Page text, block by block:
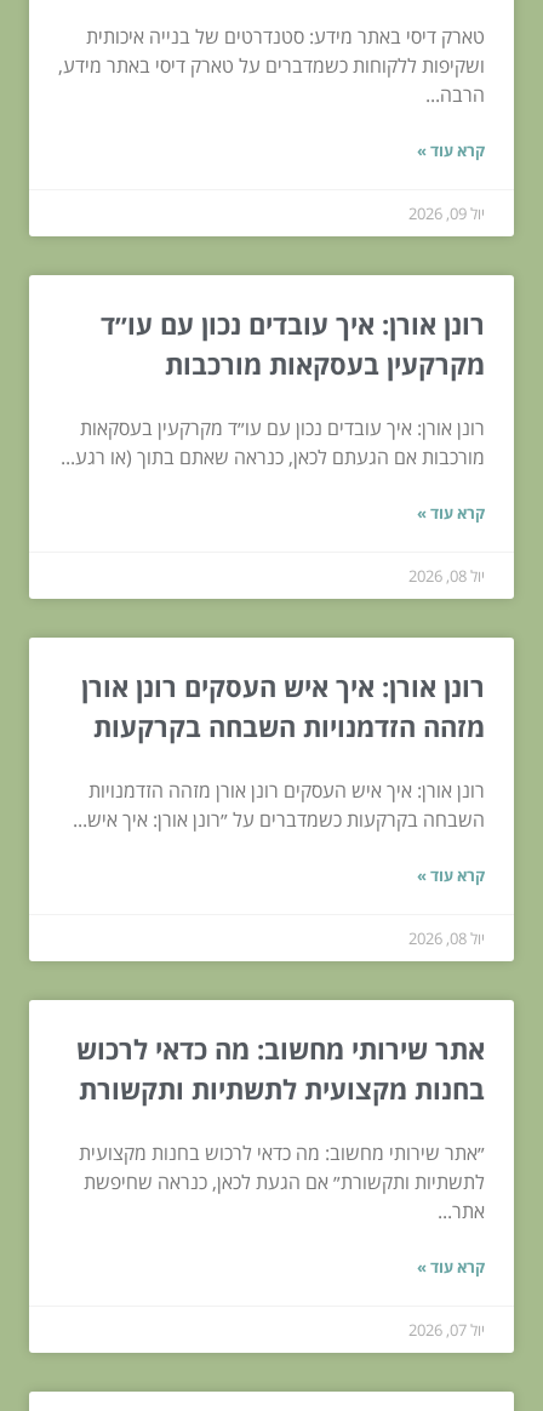
טארק דיסי באתר מידע: סטנדרטים של בנייה איכותית
ושקיפות ללקוחות כשמדברים על טארק דיסי באתר מידע,
הרבה...
קרא עוד »
יול 09, 2026
רונן אורן: איך עובדים נכון עם עו״ד
מקרקעין בעסקאות מורכבות
רונן אורן: איך עובדים נכון עם עו״ד מקרקעין בעסקאות
מורכבות אם הגעתם לכאן, כנראה שאתם בתוך (או רגע...
קרא עוד »
יול 08, 2026
רונן אורן: איך איש העסקים רונן אורן
מזהה הזדמנויות השבחה בקרקעות
רונן אורן: איך איש העסקים רונן אורן מזהה הזדמנויות
השבחה בקרקעות כשמדברים על ״רונן אורן: איך איש...
קרא עוד »
יול 08, 2026
אתר שירותי מחשוב: מה כדאי לרכוש
בחנות מקצועית לתשתיות ותקשורת
״אתר שירותי מחשוב: מה כדאי לרכוש בחנות מקצועית
לתשתיות ותקשורת״ אם הגעת לכאן, כנראה שחיפשת
אתר...
קרא עוד »
יול 07, 2026